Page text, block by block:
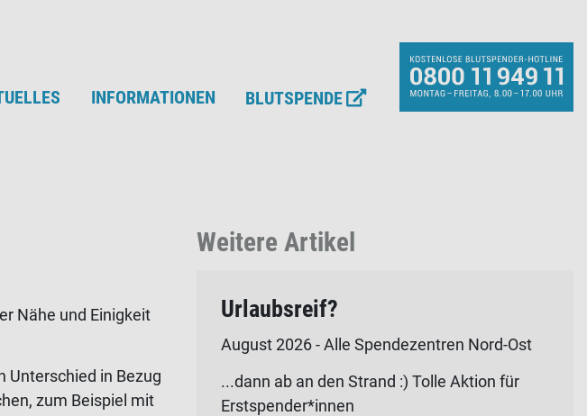
INFORMATIONEN BLUTSPENDE
Nähe und Einigkeit
Unterschied in Bezug
zum Beispiel mit
Weitere Artikel
Urlaubsreif?
August 2026 - Alle Spendezentren Nord-Ost
...dann ab an den Strand :) Tolle Aktion für
Erstspender*innen